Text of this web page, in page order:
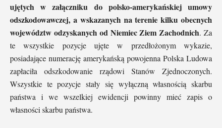
ujętych w załączniku do polsko-amerykańskiej umowy
odszkodowawczej, a wskazanych na terenie kilku obecnych
województw odzyskanych od Niemiec Ziem Zachodnich. Za
te wszystkie pozycje ujęte w przedłożonym wykazie,
posiadające numerację amerykańską powojenna Polska Ludowa
zapłaciła odszkodowanie rządowi Stanów Zjednoczonych.
Wszystkie te pozycje stały się wyłączną własnością skarbu
państwa i we wszelkiej ewidencji powinny mieć zapis o
własności skarbu państwa.